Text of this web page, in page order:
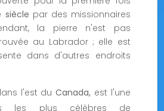
siècle par des missionnaires
la pierre n'est pas
au Labrador ; elle est
dans d'autres endroits
l'est duCanada, est l'une
les plus célèbres de